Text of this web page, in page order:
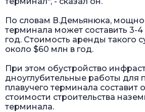
По словам В.Демьянюка,
терминала может составить 3-
год. Стоимость аренды такого
около $60 млн в год.
При этом обустройство
дноуглубительные работы для
плавучего терминала составит
стоимости строительства
терминала.